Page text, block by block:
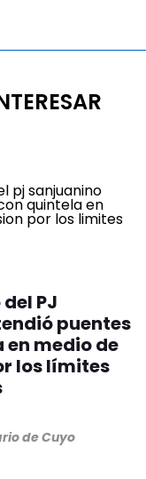
PJ
puentes
en medio de
los límites
de Cuyo